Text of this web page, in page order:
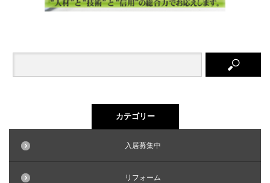
カテゴリー
入居募集中
リフォーム